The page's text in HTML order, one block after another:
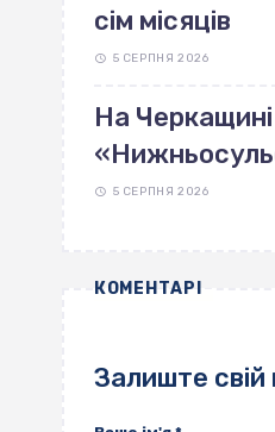
сім місяців
5 СЕРПНЯ 2026
На
5 СЕРПНЯ 2026
КОМЕНТАРІ
Залиште свій